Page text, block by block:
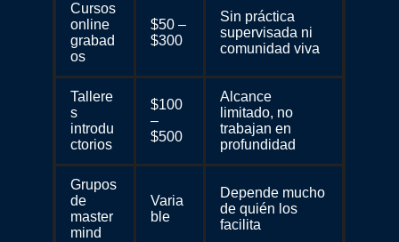
Cursos
online
grabad
os
$50 –
$300
Sin práctica
supervisada ni
comunidad viva
Tallere
s
introdu
ctorios
$100
–
$500
Alcance
limitado, no
trabajan en
profundidad
Grupos
de
master
mind
Varia
ble
Depende mucho
de quién los
facilita